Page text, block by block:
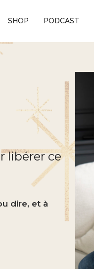
SHOP PODCAST
libérer ce
dire, et à